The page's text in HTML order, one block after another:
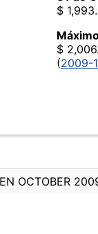
$
$
(2009-
OCTOBER